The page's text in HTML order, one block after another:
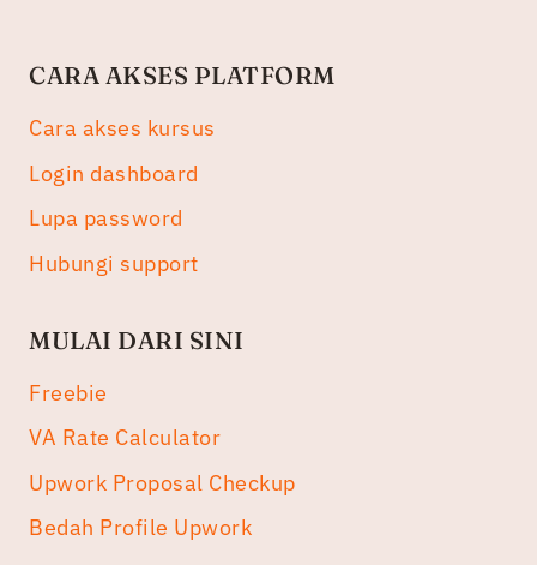
CARA AKSES PLATFORM
Cara akses kursus
Login dashboard
Lupa password
Hubungi support
MULAI DARI SINI
Freebie
VA Rate Calculator
Upwork Proposal Checkup
Bedah Profile Upwork